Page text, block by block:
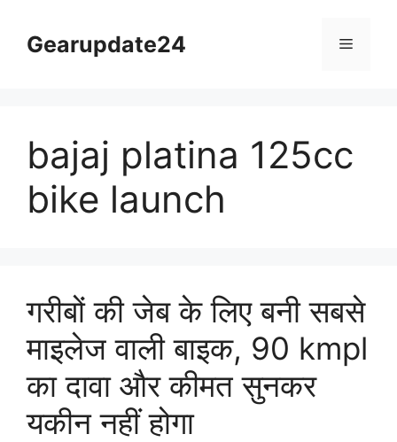
contentGearupdate24 Menu
bajaj platina 125cc
bike launch
गरीबों की जेब के लिए बनी सबसे
माइलेज वाली बाइक, 90 kmpl
का दावा और कीमत सुनकर
यकीन नहीं होगा